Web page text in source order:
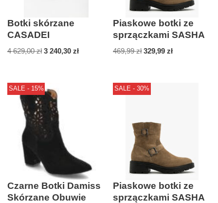
Botki skórzane
CASADEI
4 629,00zł 3 240,30 zł
Piaskowe botki ze
sprzączkami SASHA
469,99zł 329,99zł
SALE - 15%
Czarne Botki Damiss
Skórzane Obuwie
SALE - 30%
Piaskowe botki ze
sprzączkami SASHA